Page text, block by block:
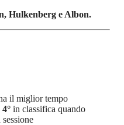
Hulkenberg e Albon.
il miglior tempo
in classifica quando